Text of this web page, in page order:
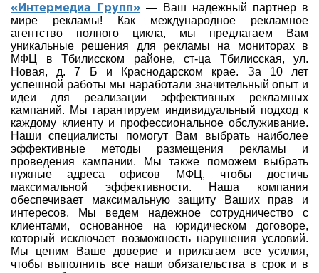
«Интермедиа Групп» — Ваш надежный партнер в
мире рекламы! Как международное рекламное
агентство полного цикла, мы предлагаем Вам
уникальные решения для рекламы на мониторах в
МФЦ в Тбилисском районе, ст-ца Тбилисская, ул.
Новая, д. 7 Б и Краснодарском крае. За 10 лет
успешной работы мы наработали значительный опыт и
идеи для реализации эффективных рекламных
кампаний. Мы гарантируем индивидуальный подход к
каждому клиенту и профессиональное обслуживание.
Наши специалисты помогут Вам выбрать наиболее
эффективные методы размещения рекламы и
проведения кампании. Мы также поможем выбрать
нужные адреса офисов МФЦ, чтобы достичь
максимальной эффективности. Наша компания
обеспечивает максимальную защиту Ваших прав и
интересов. Мы ведем надежное сотрудничество с
клиентами, основанное на юридическом договоре,
который исключает возможность нарушения условий.
Мы ценим Ваше доверие и прилагаем все усилия,
чтобы выполнить все наши обязательства в срок и в